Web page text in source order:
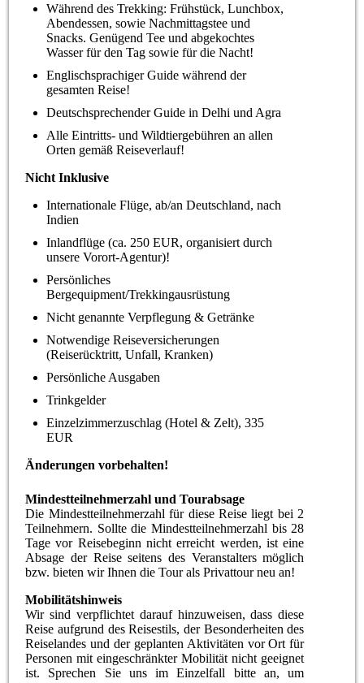
Während des Trekking: Frühstück, Lunchbox,
Abendessen, sowie Nachmittagstee und
Snacks. Genügend Tee und abgekochtes
Wasser für den Tag sowie für die Nacht!
Englischsprachiger Guide während der
gesamten Reise!
Deutschsprechender Guide in Delhi und Agra
Alle Eintritts- und Wildtiergebühren an allen
Orten gemäß Reiseverlauf!
Nicht Inklusive
Internationale Flüge, ab/an Deutschland, nach
Indien
Inlandflüge (ca. 250 EUR, organisiert durch
unsere Vorort-Agentur)!
Persönliches
Bergequipment/Trekkingausrüstung
Nicht genannte Verpflegung & Getränke
Notwendige Reiseversicherungen
(Reiserücktritt, Unfall, Kranken)
Persönliche Ausgaben
Trinkgelder
Einzelzimmerzuschlag (Hotel & Zelt), 335
EUR
Änderungen vorbehalten!
Mindestteilnehmerzahl und Tourabsage
Die Mindestteilnehmerzahl für diese Reise liegt bei 2
Teilnehmern. Sollte die Mindestteilnehmerzahl bis 28
Tage vor Reisebeginn nicht erreicht werden, ist eine
Absage der Reise seitens des Veranstalters möglich
bzw. bieten wir Ihnen die Tour als Privattour neu an!
Mobilitätshinweis
Wir sind verpflichtet darauf hinzuweisen, dass diese
Reise aufgrund des Reisestils, der Besonderheiten des
Reiselandes und der geplanten Aktivitäten vor Ort für
Personen mit eingeschränkter Mobilität nicht geeignet
ist. Sprechen Sie uns im Einzelfall bitte an, um